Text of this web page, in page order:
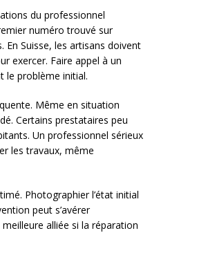
du professionnel
numéro trouvé sur
En Suisse, les artisans doivent
exercer. Faire appel à un
le problème initial.
Même en situation
Certains prestataires peu
Un professionnel sérieux
les travaux, même
Photographier l’état initial
peut s’avérer
alliée si la réparation